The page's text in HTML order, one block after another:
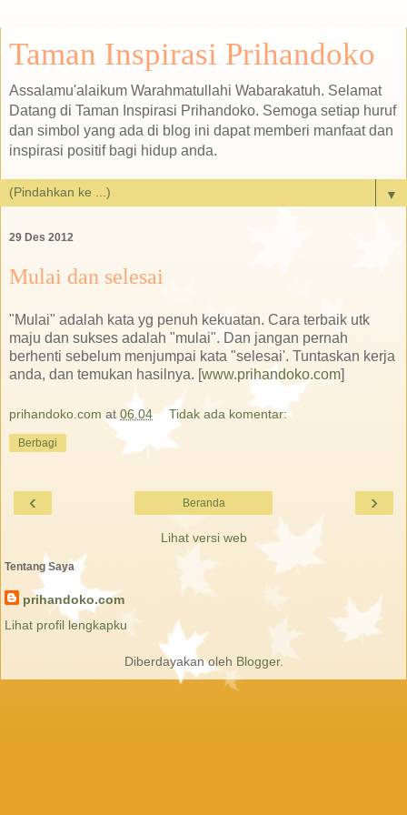
Taman Inspirasi Prihandoko
Assalamu'alaikum Warahmatullahi Wabarakatuh. Selamat
Datang di Taman Inspirasi Prihandoko. Semoga setiap huruf
dan simbol yang ada di blog ini dapat memberi manfaat dan
inspirasi positif bagi hidup anda.
▼
29 Des 2012
Mulai dan selesai
"Mulai" adalah kata yg penuh kekuatan. Cara terbaik utk
maju dan sukses adalah "mulai". Dan jangan pernah
berhenti sebelum menjumpai kata "selesai'. Tuntaskan kerja
anda, dan temukan hasilnya. [www.prihandoko.com]
prihandoko.com at 06.04 Tidak ada komentar:
Berbagi
‹ ›
Beranda
Lihat versi web
Tentang Saya
prihandoko.com
Lihat profil lengkapku
Diberdayakan oleh Blogger.